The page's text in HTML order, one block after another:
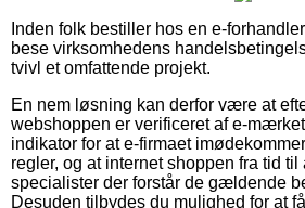
Inden folk bestiller hos en e-
bese virksomhedens
tvivl et omfattende projekt.
En nem løsning kan derfor være at
webshoppen er verificeret af e-
indikator for at e-firmaet
regler, og at internet shoppen fra tid
specialister der forstår de gældende
Desuden tilbydes du mulighed for at